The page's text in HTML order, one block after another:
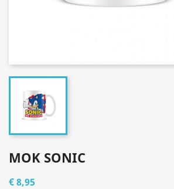
MOK SONIC
€ 8,95